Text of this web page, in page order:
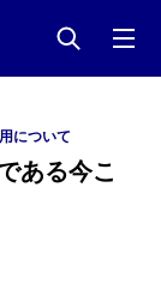
について
ある今こ